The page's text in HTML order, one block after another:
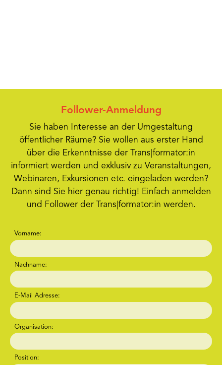
Follower-Anmeldung
Sie haben Interesse an der Umgestaltung
öffentlicher Räume? Sie wollen aus erster Hand
über die Erkenntnisse der Trans|formator:in
informiert werden und exklusiv zu Veranstaltungen,
Webinaren, Exkursionen etc. eingeladen werden?
Dann sind Sie hier genau richtig! Einfach anmelden
und Follower der Trans|formator:in werden.
Vorname:
Nachname:
E-Mail Adresse:
Organisation:
Position: